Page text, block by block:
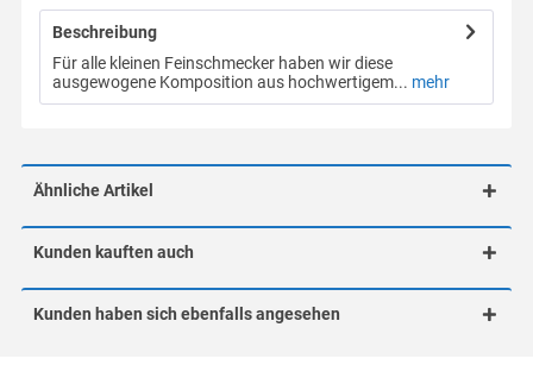
Beschreibung
Für alle kleinen Feinschmecker haben wir diese
ausgewogene Komposition aus hochwertigem... mehr
Ähnliche Artikel
Kunden kauften auch
Kunden haben sich ebenfalls angesehen